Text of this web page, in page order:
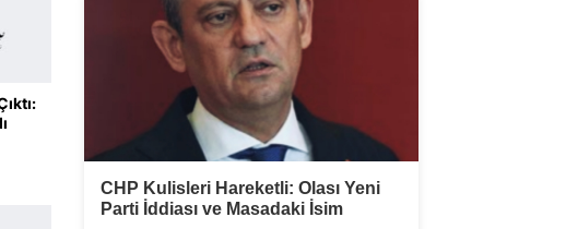
CHP Kulisleri Hareketli: Olası Yeni
Parti İddiası ve Masadaki İsim